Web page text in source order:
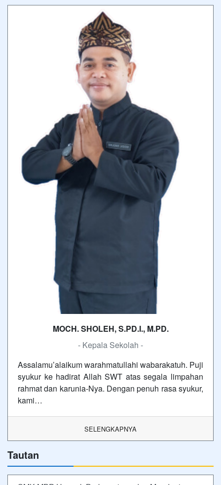
MOCH. SHOLEH, S.PD.I., M.PD.
- Kepala Sekolah -
Assalamu’alaikum warahmatullahi wabarakatuh. Puji
syukur ke hadirat Allah SWT atas segala limpahan
rahmat dan karunia-Nya. Dengan penuh rasa syukur,
kami…
SELENGKAPNYA
Tautan